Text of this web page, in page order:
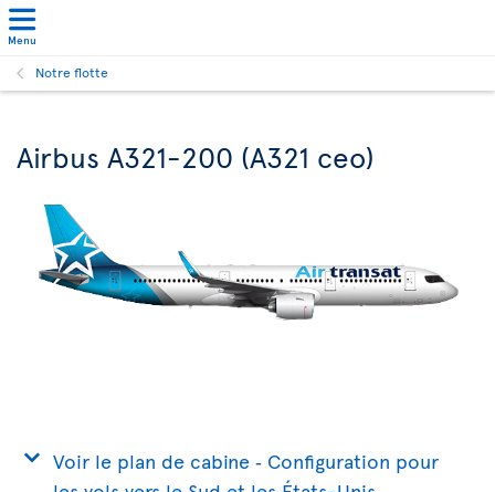
Menu
Notre flotte
Airbus A321-200 (A321 ceo)
Voir le plan de cabine ‐ Configuration pour